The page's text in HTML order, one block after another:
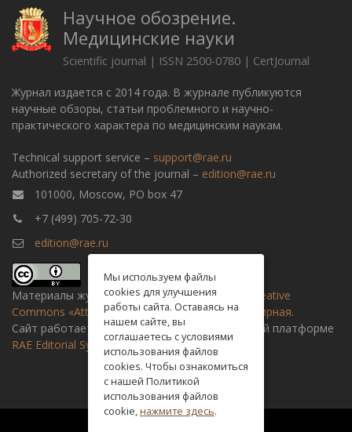
Научное обозрение.
Медицинские науки
Scientific journal | ISSN 2500-0780 | CertJournal
Журнал издается с 2014 года. В журнале публикуются
научные обзоры, статьи проблемного и научно-
практического характера по медицинским наукам.
Technical support service – support@rae.ru
Authorized secretary of the journal – edition@rae.ru
101000, Moscow, PO box 47
+7 (499) 705-72-30
edition@rae.ru
Материалы журнала доступны полицензии Creative
Commons «Attribution» («Атрибуция») 4.0 Всемирная.
Сайт работает на универсальной издательской платформе
RAE Editorial System
Мы используем файлы
cookies для улучшения
работы сайта. Оставаясь на
нашем сайте, вы
соглашаетесь с условиями
использования файлов
cookies. Чтобы ознакомиться
с нашей Политикой
использования файлов
cookie,нажмите здесь.